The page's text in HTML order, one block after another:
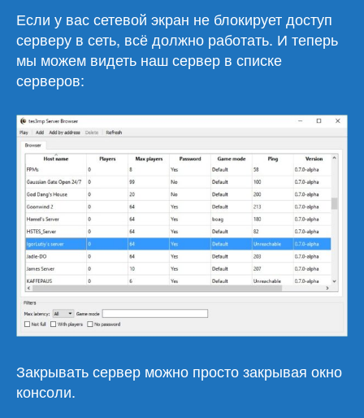
Если у вас сетевой экран не блокирует доступ
серверу в сеть, всё должно работать. И теперь
мы можем видеть наш сервер в списке
серверов:
Закрывать сервер можно просто закрывая окно
консоли.